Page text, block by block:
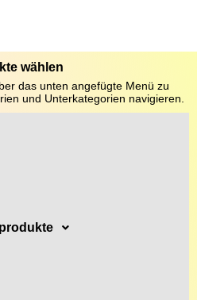
wählen
das unten angefügte Menü zu
und Unterkategorien navigieren.